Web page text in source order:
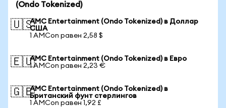
(Ondo Tokenized)
🇺🇸AMC Entertainment (Ondo Tokenized) в Доллар
США
1 AMCon равен 2,58 $
🇪🇺AMC Entertainment (Ondo Tokenized) в Евро
1 AMCon равен 2,23 €
🇬🇧AMC Entertainment (Ondo Tokenized) в
Британский фунт стерлингов
1 AMCon равен 1,92 £